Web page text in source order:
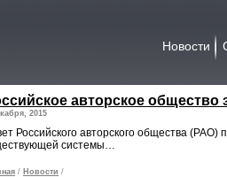
Новости
авторское
2015
Российского авторского общества
системы…
/ Новости /